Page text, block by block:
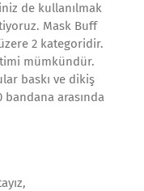
de kullanılmak
Mask Buff
2 kategoridir.
mümkündür.
baskı ve dikiş
arasında